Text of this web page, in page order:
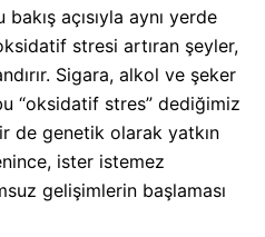
açısıyla aynı yerde
stresi artıran şeyler,
Sigara, alkol ve şeker
“oksidatif stres” dediğimiz
de genetik olarak yatkın
ister istemez
gelişimlerin başlaması